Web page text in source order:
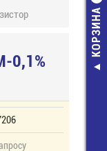
КОРЗИНА
0,1%